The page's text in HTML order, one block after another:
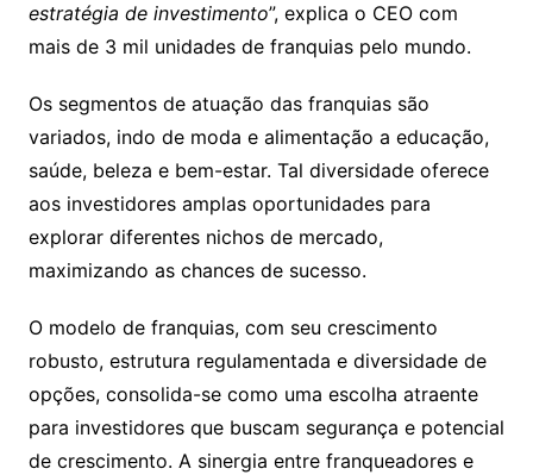
estratégia de investimento”, explica o CEO com
mais de 3 mil unidades de franquias pelo mundo.
Os segmentos de atuação das franquias são
variados, indo de moda e alimentação a educação,
saúde, beleza e bem-estar. Tal diversidade oferece
aos investidores amplas oportunidades para
explorar diferentes nichos de mercado,
maximizando as chances de sucesso.
O modelo de franquias, com seu crescimento
robusto, estrutura regulamentada e diversidade de
opções, consolida-se como uma escolha atraente
para investidores que buscam segurança e potencial
de crescimento. A sinergia entre franqueadores e